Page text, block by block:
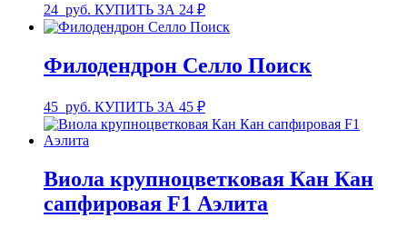
24 руб. КУПИТЬ ЗА 24 ₽
Филодендрон Селло Поиск
45 руб. КУПИТЬ ЗА 45 ₽
Виола крупноцветковая Кан Кан
сапфировая F1 Аэлита